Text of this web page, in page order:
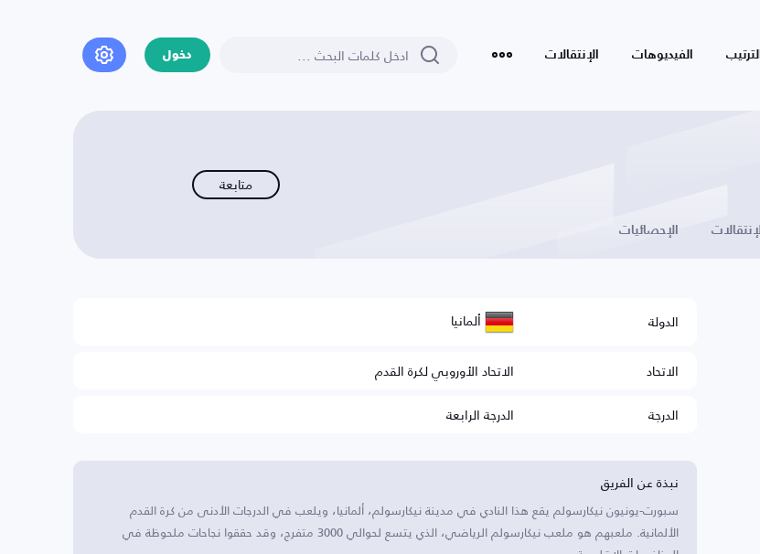
الترتيب الفيديوهات الإنتقالات دخول
متابعة
الإنتقالات الإحصائيات
الدولة ألمانيا
الاتحاد
الاتحاد الأوروبي لكرة القدم
الدرجة
الدرجة الرابعة
نبذة عن الفريق
سبورت-يونيون نيكارسولم يقع هذا النادي في مدينة نيكارسولم، ألمانيا، ويلعب في الدرجات الأدنى من كرة القدم
الألمانية. ملعبهم هو ملعب نيكارسولم الرياضي، الذي يتسع لحوالي 3000 متفرج، وقد حققوا نجاحات ملحوظة في